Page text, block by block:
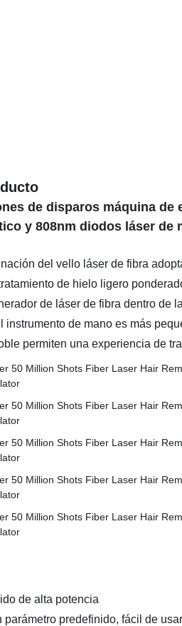
de disparos máquina
y 808nm diodos láser de
del vello láser de fibra
de hielo ligero
de láser de fibra dentro de
instrumento de mano es más
permiten una experiencia de
de alta potencia
parámetro predefinido, fácil de